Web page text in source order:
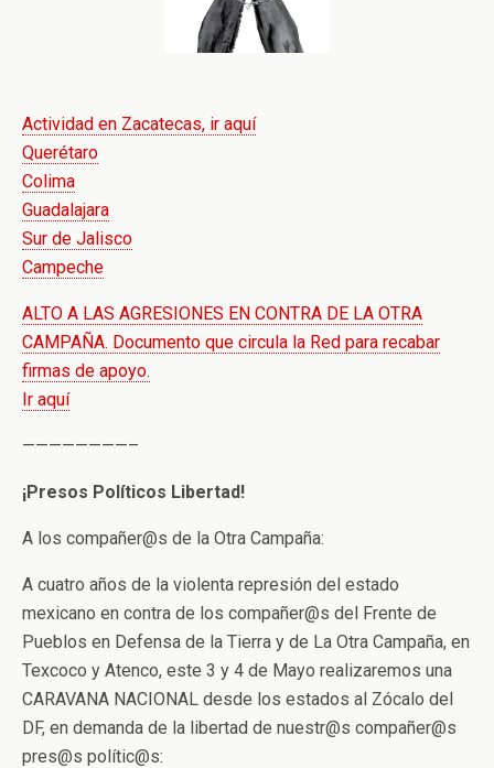
Actividad en Zacatecas, ir aquí
Querétaro
Colima
Guadalajara
Sur de Jalisco
Campeche
ALTO A LAS AGRESIONES EN CONTRA DE LA OTRA
CAMPAÑA. Documento que circula la Red para recabar
firmas de apoyo.
Ir aquí
————————–
¡Presos Políticos Libertad!
A los compañer@s de la Otra Campaña:
A cuatro años de la violenta represión del estado
mexicano en contra de los compañer@s del Frente de
Pueblos en Defensa de la Tierra y de La Otra Campaña, en
Texcoco y Atenco, este 3 y 4 de Mayo realizaremos una
CARAVANA NACIONAL desde los estados al Zócalo del
DF, en demanda de la libertad de nuestr@s compañer@s
pres@s polític@s: